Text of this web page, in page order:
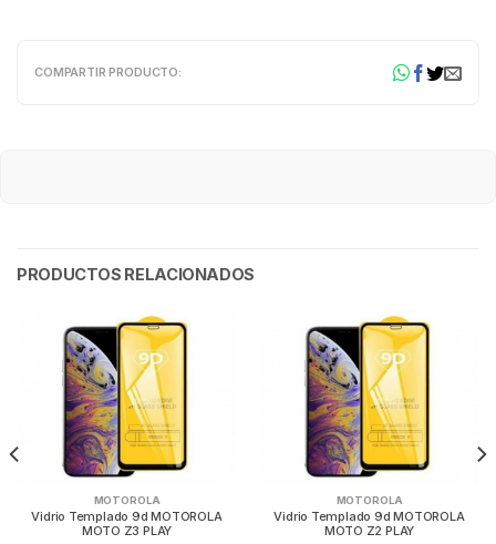
COMPARTIR PRODUCTO:
PRODUCTOS RELACIONADOS
MOTOROLA
Vidrio Templado 9d MOTOROLA
MOTO Z3 PLAY
MOTOROLA
Vidrio Templado 9d MOTOROLA
MOTO Z2 PLAY